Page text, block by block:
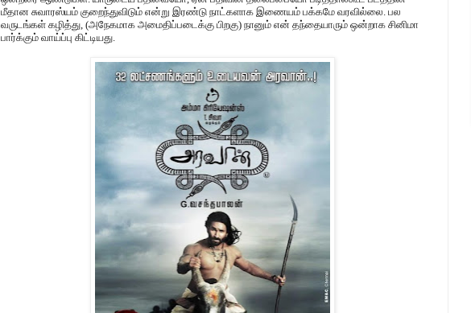
மீதான சுவாரஸ்யம் குறைந்துவிடும் என்று இரண்டு நாட்களாக இணையம் பக்கமே வரவில்லை. பல
வருடங்கள் கழித்து, (அநேகமாக அமைதிப்படைக்கு பிறகு) நானும் என் தந்தையாரும் ஒன்றாக சினிமா
பார்க்கும் வாய்ப்பு கிட்டியது.